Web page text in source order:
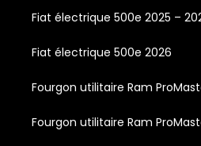
Fiat électrique 500e 2025 –
Fiat électrique 500e 2026
Fourgon utilitaire Ram
Fourgon utilitaire Ram